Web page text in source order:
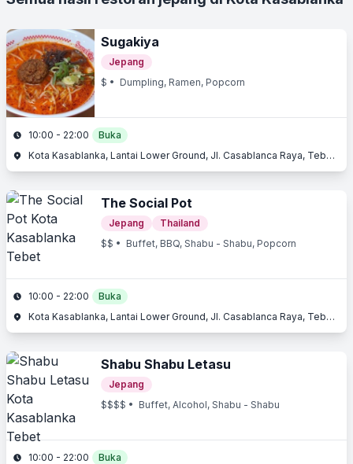
Sugakiya
Jepang
$ • Dumpling, Ramen, Popcorn
10:00 - 22:00
Buka
Kota Kasablanka, Lantai Lower Ground, Jl. Casablanca Raya, Tebet, Jakarta Selatan, Jakarta
The Social Pot
Jepang
Thailand
$$ • Buffet, BBQ, Shabu - Shabu, Popcorn
10:00 - 22:00
Buka
Kota Kasablanka, Lantai Lower Ground, Jl. Casablanca Raya, Tebet, Jakarta Selatan, Jakarta
Shabu Shabu Letasu
Jepang
$$$$ • Buffet, Alcohol, Shabu - Shabu
10:00 - 22:00
Buka